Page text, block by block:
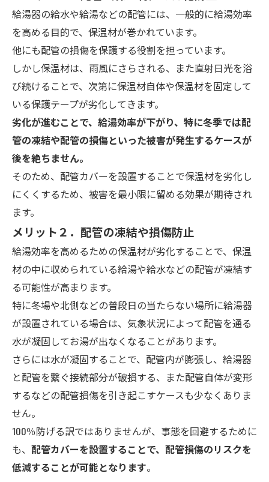
給湯器の給水や給湯などの配管には、一般的に給湯効率
を高める目的で、保温材が巻かれています。
他にも配管の損傷を保護する役割を担っています。
しかし保温材は、雨風にさらされる、また直射日光を浴
び続けることで、次第に保温材自体や保温材を固定して
いる保護テープが劣化してきます。
劣化が進むことで、給湯効率が下がり、特に冬季では配
管の凍結や配管の損傷といった被害が発生するケースが
後を絶ちません。
そのため、配管カバーを設置することで保温材を劣化し
にくくするため、被害を最小限に留める効果が期待され
ます。
メリット２．配管の凍結や損傷防止
給湯効率を高めるための保温材が劣化することで、保温
材の中に収められている給湯や給水などの配管が凍結す
る可能性が高まります。
特に冬場や北側などの普段日の当たらない場所に給湯器
が設置されている場合は、気象状況によって配管を通る
水が凝固してお湯が出なくなることがあります。
さらには水が凝固することで、配管内が膨張し、給湯器
と配管を繋ぐ接続部分が破損する、また配管自体が変形
するなどの配管損傷を引き起こすケースも少なくありま
せん。
100％防げる訳ではありませんが、事態を回避するために
も、 配管カバーを設置することで、配管損傷のリスクを
低減することが可能となります。